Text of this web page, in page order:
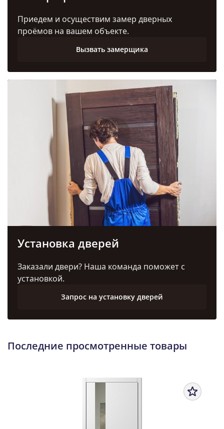
Приедем и осуществим замер дверных
проёмов на вашем объекте.
Вызвать замерщика
Установка дверей
Заказали двери? Наша команда поможет с
установкой.
Запрос на установку дверей
Последние просмотренные товары